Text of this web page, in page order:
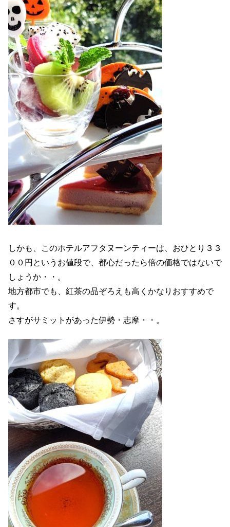
しかも、このホテルアフタヌーンティーは、おひとり３３
００円というお値段で、都心だったら倍の価格ではないで
しょうか・・。
地方都市でも、紅茶の品ぞろえも高くかなりおすすめで
す。
さすがサミットがあった伊勢・志摩・・。